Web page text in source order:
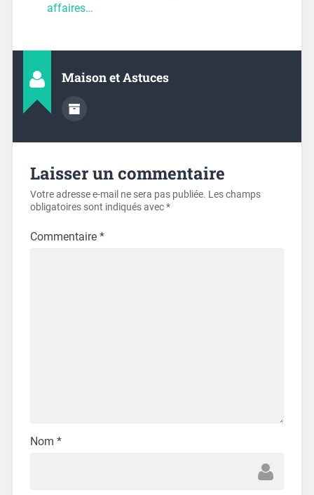
affaires…
Maison et Astuces
Laisser un commentaire
Votre adresse e-mail ne sera pas publiée. Les champs
obligatoires sont indiqués avec*
Commentaire *
Nom *